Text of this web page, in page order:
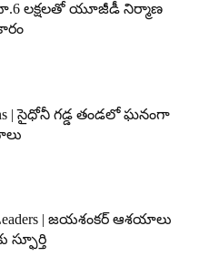
లక్షలతో యూజీడీ నిర్మాణ
| సైధోనీ గడ్డ తండలో ఘనంగా
Leaders | జయశంకర్ ఆశయాలు